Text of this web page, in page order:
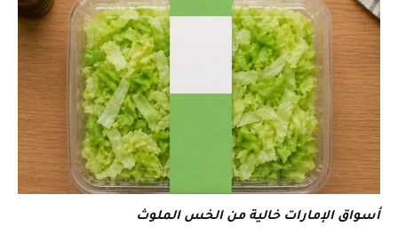
أسواق الإمارات خالية من الخس الملوث